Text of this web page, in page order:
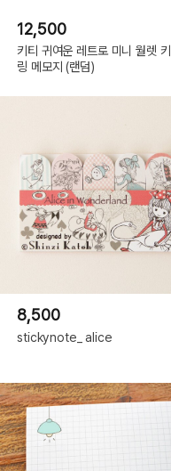
12,500
키티 귀여운 레트로 미니 월렛 키
링 메모지 (랜덤)
8,500
stickynote_ alice